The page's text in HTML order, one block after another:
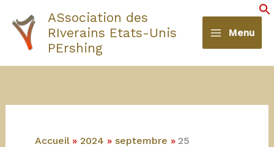
contenu
ASsociation des
RIverains Etats-Unis
PErshing
Menu
Accueil 2024 septembre 25